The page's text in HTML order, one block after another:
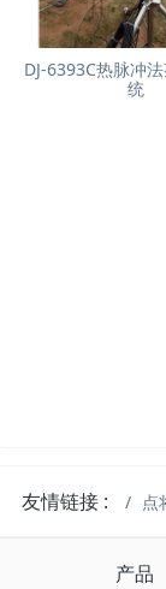
DJ-6393C热脉冲
统
友情链接 : 点
产品